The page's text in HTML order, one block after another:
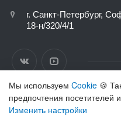
г. Санкт-Петербург,
18-н/320/4/1
ВЕРСИЯ ДЛЯ ПЕЧАТИ
ПОЛИТИКА
Мы используем Cookie 🍪
предпочтения посетителей
Изменить настройки